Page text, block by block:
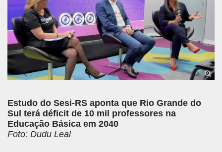
Estudo do Sesi-RS aponta que Rio Grande do
Sul terá déficit de 10 mil professores na
Educação Básica em 2040
Foto: Dudu Leal